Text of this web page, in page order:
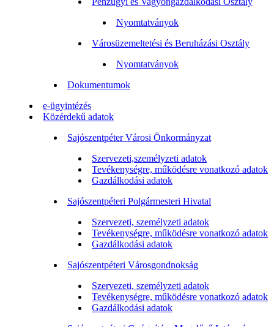
Nyomtatványok
Városüzemeltetési és Beruházási Osztály
Nyomtatványok
Dokumentumok
e-ügyintézés
Közérdekű adatok
Sajószentpéter Városi Önkormányzat
Szervezeti,személyzeti adatok
Tevékenységre, működésre vonatkozó adatok
Gazdálkodási adatok
Sajószentpéteri Polgármesteri Hivatal
Szervezeti, személyzeti adatok
Tevékenységre, működésre vonatkozó adatok
Gazdálkodási adatok
Sajószentpéteri Városgondnokság
Szervezeti, személyzeti adatok
Tevékenységre, működésre vonatkozó adatok
Gazdálkodási adatok